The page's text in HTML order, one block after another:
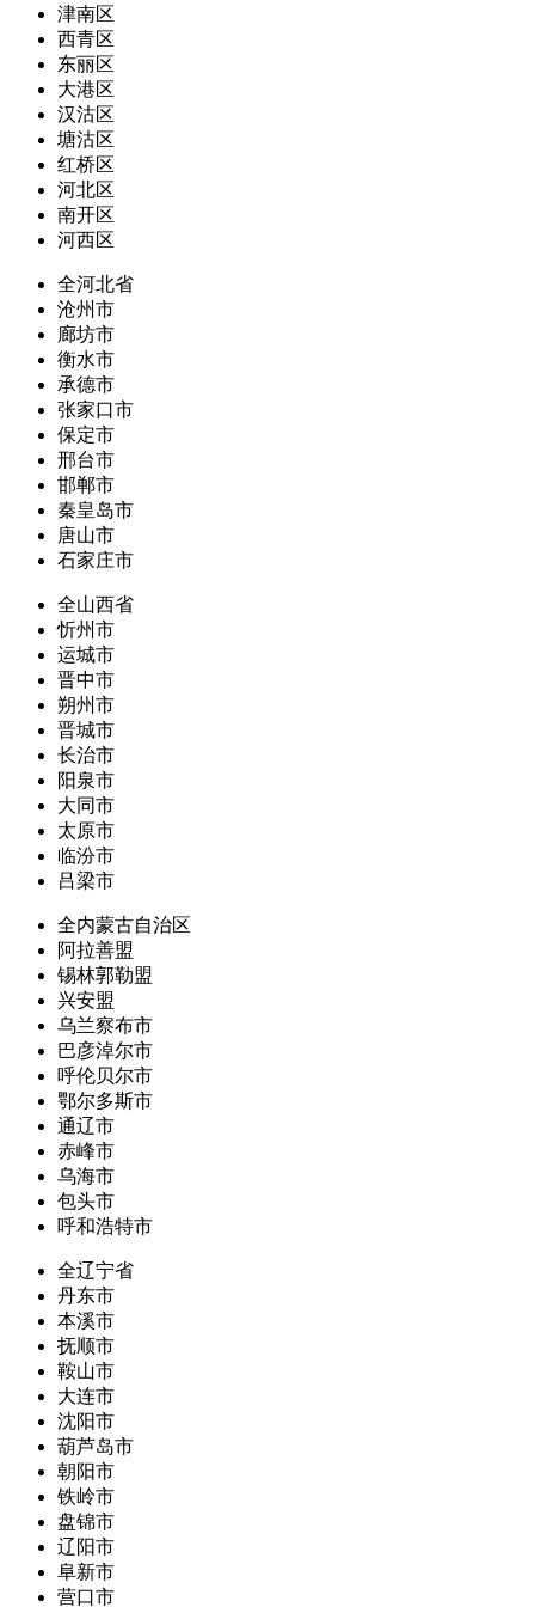
津南区
西青区
东丽区
大港区
汉沽区
塘沽区
红桥区
河北区
南开区
河西区
全河北省
沧州市
廊坊市
衡水市
承德市
张家口市
保定市
邢台市
邯郸市
秦皇岛市
唐山市
石家庄市
全山西省
忻州市
运城市
晋中市
朔州市
晋城市
长治市
阳泉市
大同市
太原市
临汾市
吕梁市
全内蒙古自治区
阿拉善盟
锡林郭勒盟
兴安盟
乌兰察布市
巴彦淖尔市
呼伦贝尔市
鄂尔多斯市
通辽市
赤峰市
乌海市
包头市
呼和浩特市
全辽宁省
丹东市
本溪市
抚顺市
鞍山市
大连市
沈阳市
葫芦岛市
朝阳市
铁岭市
盘锦市
辽阳市
阜新市
营口市